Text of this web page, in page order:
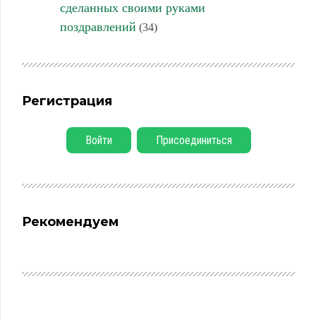
сделанных своими руками
поздравлений (34)
Регистрация
Войти Присоединиться
Рекомендуем